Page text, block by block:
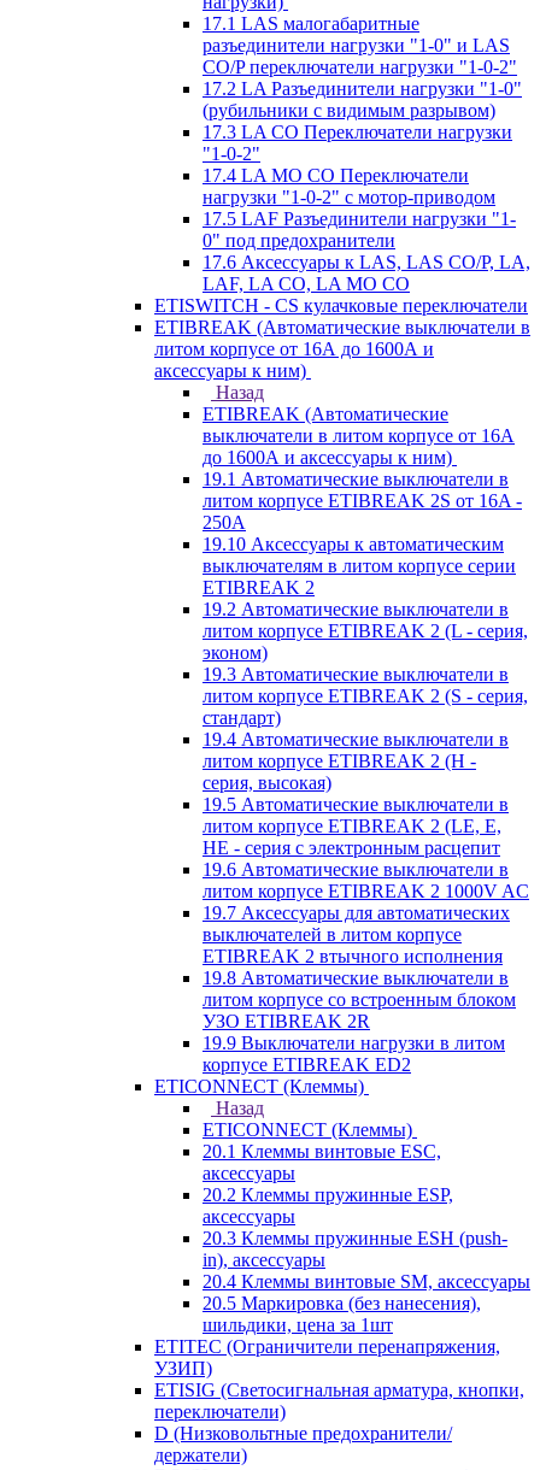
17.1 LAS малогабаритные
разъединители нагрузки "1-0" и LAS
CO/P переключатели нагрузки "1-0-2"
17.2 LA Разъединители нагрузки "1-0"
(рубильники с видимым разрывом)
17.3 LA CO Переключатели нагрузки
"1-0-2"
17.4 LA MO CO Переключатели
нагрузки "1-0-2" с мотор-приводом
17.5 LAF Разъединители нагрузки "1-
0" под предохранители
17.6 Аксессуары к LAS, LAS CO/P, LA,
LAF, LA CO, LA MO CO
ETISWITCH - CS кулачковые переключатели
ETIBREAK (Автоматические выключатели в
литом корпусе от 16А до 1600А и
аксессуары к ним)
Назад
ETIBREAK (Автоматические
выключатели в литом корпусе от 16А
до 1600А и аксессуары к ним)
19.1 Автоматические выключатели в
литом корпусе ETIBREAK 2S от 16A -
250A
19.10 Аксессуары к автоматическим
выключателям в литом корпусе серии
ETIBREAK 2
19.2 Автоматические выключатели в
литом корпусе ETIBREAK 2 (L - серия,
эконом)
19.3 Автоматические выключатели в
литом корпусе ETIBREAK 2 (S - серия,
стандарт)
19.4 Автоматические выключатели в
литом корпусе ETIBREAK 2 (H -
серия, высокая)
19.5 Автоматические выключатели в
литом корпусе ETIBREAK 2 (LE, E,
HE - серия с электронным расцепит
19.6 Автоматические выключатели в
литом корпусе ETIBREAK 2 1000V AC
19.7 Аксессуары для автоматических
выключателей в литом корпусе
ETIBREAK 2 втычного исполнения
19.8 Автоматические выключатели в
литом корпусе со встроенным блоком
УЗО ETIBREAK 2R
19.9 Выключатели нагрузки в литом
корпусе ETIBREAK ED2
ETICONNECT (Клеммы)
Назад
ETICONNECT (Клеммы)
20.1 Клеммы винтовые ESC,
аксессуары
20.2 Клеммы пружинные ESP,
аксессуары
20.3 Клеммы пружинные ESH (push-
in), аксессуары
20.4 Клеммы винтовые SM, аксессуары
20.5 Маркировка (без нанесения),
шильдики, цена за 1шт
ETITEC (Ограничители перенапряжения,
УЗИП)
ETISIG (Светосигнальная арматура, кнопки,
переключатели)
D (Низковольтные предохранители/
держатели)